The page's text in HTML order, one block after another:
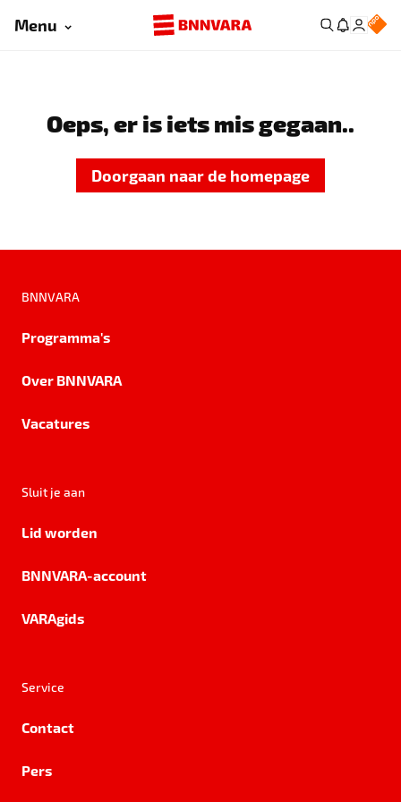
Menu
Oeps, er is iets mis gegaan..
Doorgaan naar de homepage
BNNVARA
Programma's
Over BNNVARA
Vacatures
Sluit je aan
Lid worden
BNNVARA-account
VARAgids
Service
Contact
Pers